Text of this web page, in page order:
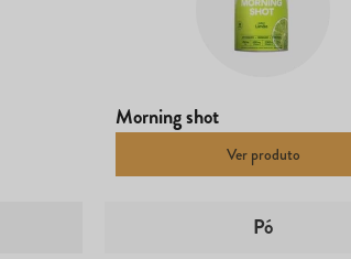
Morning shot
Ver produto
Pó